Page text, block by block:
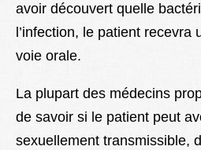
avoir découvert quelle
l’infection, le patient recevra
voie orale.
La plupart des médecins
de savoir si le patient peut
sexuellement transmissible,